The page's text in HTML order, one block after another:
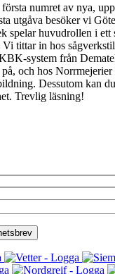
numret av nya,
utgåva besöker vi
spelar huvudrollen i ett
tittar in hos
system från
och hos Norrmejerier
Dessutom kan
Trevlig läsning!